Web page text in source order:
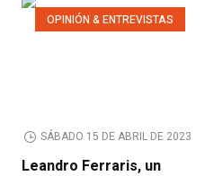
OPINIÓN & ENTREVISTAS
SÁBADO 15 DE ABRIL DE 2023
Leandro Ferraris, un